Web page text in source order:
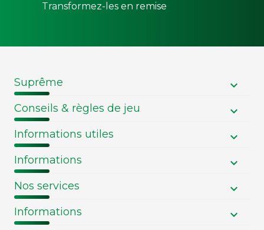
Transformez-les en remise
Suprême
Conseils & règles de jeu
Informations utiles
Informations
Nos services
Informations